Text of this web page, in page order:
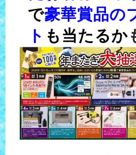
で豪華賞品の
ト も当たるか